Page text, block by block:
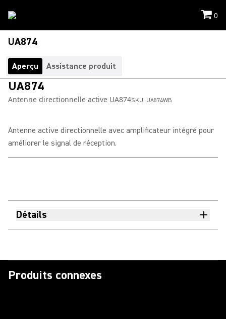
0
UA874
Aperçu Assistance produit
UA874
Antenne directionnelle active UA874SKU: UA874WB
Antenne active directionnelle avec amplificateur intégré pour
améliorer le signal de réception.
Détails
Produits connexes